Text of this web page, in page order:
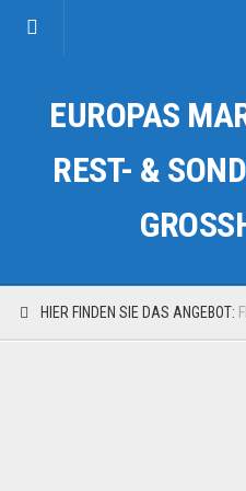
Kategorien
Auto & Motorrad
Fahrzeuge & Transport
EUROPAS
REST- &
HIER FINDEN SIE DAS ANGEBOT: